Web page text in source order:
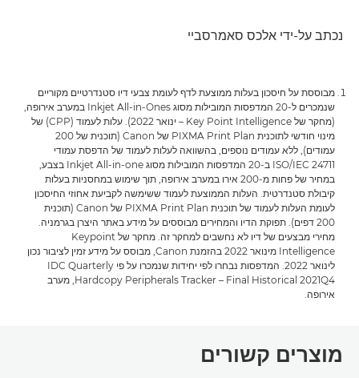
נכתב על-ידי אלכס סאמרסביי
מבוססת על חיסכון בעלות ממוצעת לדף לעומת צבעי דיו סטנדרטיים מקוריים
שנמכרים ל-20 המדפסות המובילות מסוג Inkjet All-in-Ones במערב אירופה,
(מחקר של Key Point Intelligence – ינואר 2022). עלות לעמוד (CPP) של
מינוי חודשי לתוכנית PIXMA Print Plan של Canon (תוכנית של 200
עמודים), ללא עמודים נוספים, בהשוואה לעלות לעמוד של הדפסת עמודי
ISO/IEC 24711 ב-20 המדפסות המובילות מסוג Inkjet All-in-one בצבע,
במחיר של פחות מ-200 אירו במערב אירופה, תוך שימוש במחסניות בעלות
קיבולת סטנדרטית. העלות הממוצעת לעמוד ששימשה לקביעת אחוזי החיסכון
לעומת העלות לעמוד של תוכנית PIXMA Print Plan של Canon (תוכנית
200 דפים). תפוקת הדיו והמחירים מבוססים על מידע באתר היצרן בגרמניה.
מחירי מבצעים של דיו לא נחשבים למחקר זה. מחקר של Keypoint
Intelligence מינואר 2022 בהזמנת Canon, מבוסס על מידע זמין לציבור נכון
לינואר 2022. המדפסות נבחרו לפי יחידות שנמכרו על פי IDC Quarterly
Hardcopy Peripherals Tracker – Final Historical 2021Q4, מערב
אירופה.
מוצרים קשורים